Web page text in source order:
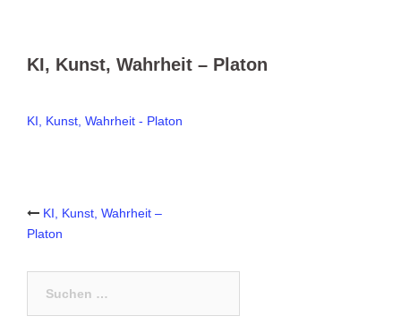
KI, Kunst, Wahrheit – Platon
KI, Kunst, Wahrheit - Platon
Post
navigation
KI, Kunst, Wahrheit –
Platon
nach: